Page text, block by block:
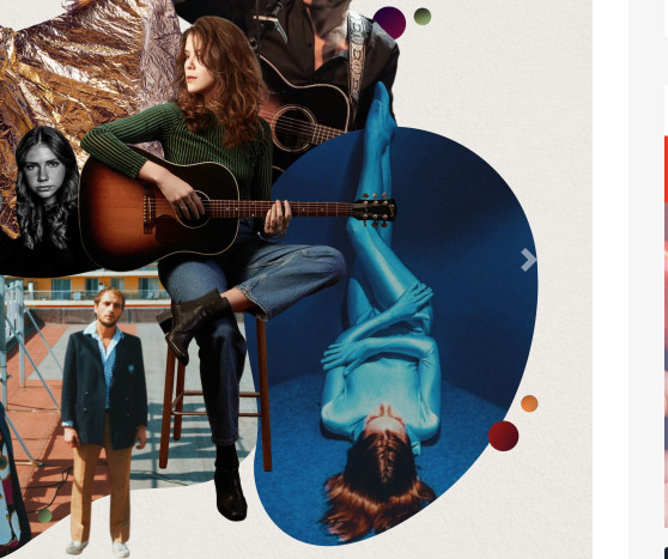
Festival d’automne d’A Fabrica
vivez une expérience musicale inédite pour le
et du centre-ville,A Fabrica
est un espace polyvalent de
spectacle et à l’événementiel.
d’équipement et de confort, c’est un lieu unique composé
: un auditorium, un studio entièrement aménageable, des
des bureaux de production, des loges d’artistes, un espace
, c’est la salle de Spectacle qu’ A Fabricamet à l’honneur, puisque